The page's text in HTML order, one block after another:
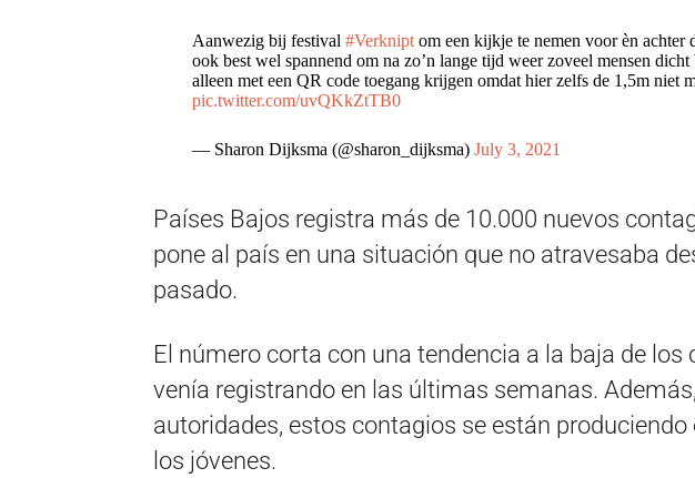
Aanwezig bij festival #Verkniptom een kijkje te nemen voor èn achter
ook best wel spannend om na zo’n lange tijd weer zoveel mensen
alleen met een QR code toegang krijgen omdat hier zelfs de 1,5m niet
pic.twitter.com/uvQKkZtTB0
— Sharon Dijksma (@sharon_dijksma) July 3, 2021
Países Bajos registra más de 10.000 nuevos
pone al país en una situación que no atravesaba
pasado.
El número corta con una tendencia a la baja de los
venía registrando en las últimas semanas.
autoridades, estos contagios se están
los jóvenes.